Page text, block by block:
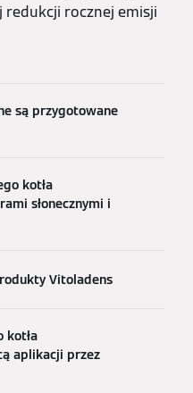
redukcji rocznej emisji
są przygotowane
kotła
słonecznymi i
Vitoladens
kotła
aplikacji przez